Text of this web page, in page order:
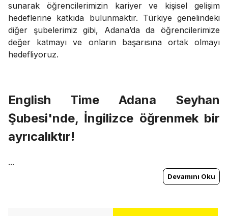
sunarak öğrencilerimizin kariyer ve kişisel gelişim
hedeflerine katkıda bulunmaktır. Türkiye genelindeki
diğer şubelerimiz gibi, Adana’da da öğrencilerimize
değer katmayı ve onların başarısına ortak olmayı
hedefliyoruz.
English Time Adana Seyhan
Şubesi'nde, İngilizce öğrenmek bir
ayrıcalıktır!
...
Devamını Oku